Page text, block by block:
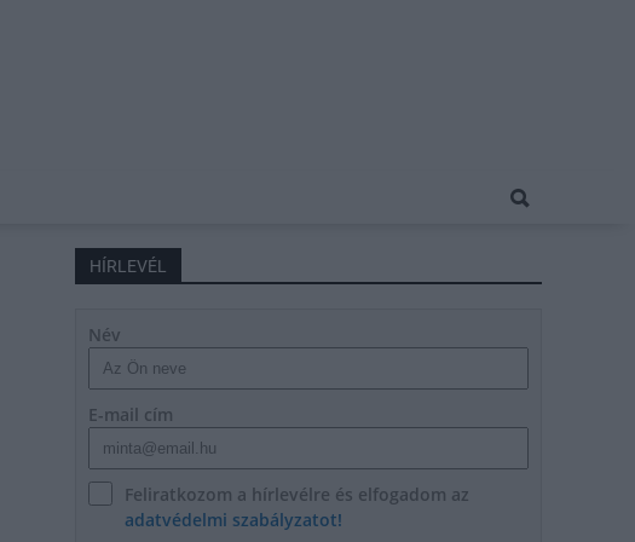
HÍRLEVÉL
Név
E-mail cím
Feliratkozom a hírlevélre és elfogadom az
adatvédelmi szabályzatot!